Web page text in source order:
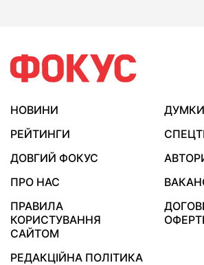
НОВИНИ
ДУМКИ
РЕЙТИНГИ
ДОВГИЙ ФОКУС
ПРО НАС
ПРАВИЛА
КОРИСТУВАННЯ
САЙТОМ
РЕДАКЦІЙНА ПОЛІТИКА